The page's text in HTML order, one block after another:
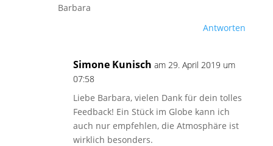
Barbara
Antworten
Simone Kunisch am 29. April 2019 um
07:58
Liebe Barbara, vielen Dank für dein tolles
Feedback! Ein Stück im Globe kann ich
auch nur empfehlen, die Atmosphäre ist
wirklich besonders.